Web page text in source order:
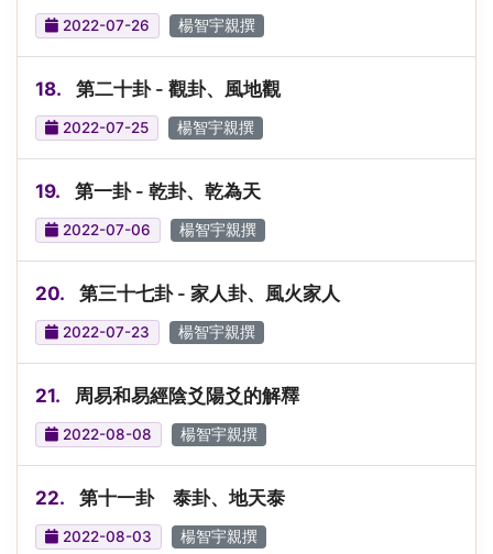
2022-07-26 楊智宇親撰
18. 第二十卦 - 觀卦、風地觀
2022-07-25 楊智宇親撰
19. 第一卦 - 乾卦、乾為天
2022-07-06 楊智宇親撰
20. 第三十七卦 - 家人卦、風火家人
2022-07-23 楊智宇親撰
21. 周易和易經陰爻陽爻的解釋
2022-08-08 楊智宇親撰
22. 第十一卦 泰卦、地天泰
2022-08-03 楊智宇親撰